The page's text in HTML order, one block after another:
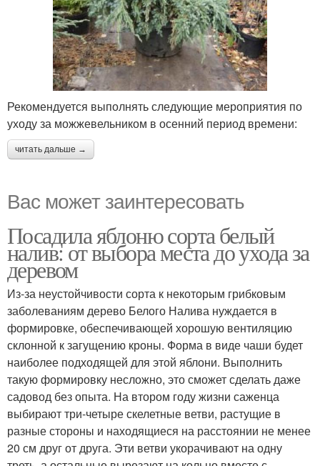
Рекомендуется выполнять следующие мероприятия по
уходу за можжевельником в осенний период времени:
читать дальше →
Вас может заинтересовать
Посадила яблоню сорта белый
налив: от выбора места до ухода за
деревом
Из-за неустойчивости сорта к некоторым грибковым
заболеваниям дерево Белого Налива нуждается в
формировке, обеспечивающей хорошую вентиляцию
склонной к загущению кроны. Форма в виде чаши будет
наиболее подходящей для этой яблони. Выполнить
такую формировку несложно, это сможет сделать даже
садовод без опыта. На втором году жизни саженца
выбирают три-четыре скелетные ветви, растущие в
разные стороны и находящиеся на расстоянии не менее
20 см друг от друга. Эти ветви укорачивают на одну